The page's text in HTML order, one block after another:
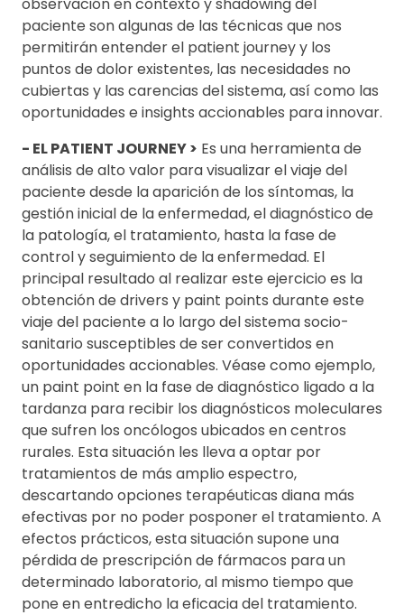
paciente son algunas de las técnicas que nos
permitirán entender el patient journey y los
puntos de dolor existentes, las necesidades no
cubiertas y las carencias del sistema, así como las
oportunidades e insights accionables para innovar.
- EL PATIENT JOURNEY > Es una herramienta de
análisis de alto valor para visualizar el viaje del
paciente desde la aparición de los síntomas, la
gestión inicial de la enfermedad, el diagnóstico de
la patología, el tratamiento, hasta la fase de
control y seguimiento de la enfermedad. El
principal resultado al realizar este ejercicio es la
obtención de drivers y paint points durante este
viaje del paciente a lo largo del sistema socio-
sanitario susceptibles de ser convertidos en
oportunidades accionables. Véase como ejemplo,
un paint point en la fase de diagnóstico ligado a la
tardanza para recibir los diagnósticos moleculares
que sufren los oncólogos ubicados en centros
rurales. Esta situación les lleva a optar por
tratamientos de más amplio espectro,
descartando opciones terapéuticas diana más
efectivas por no poder posponer el tratamiento. A
efectos prácticos, esta situación supone una
pérdida de prescripción de fármacos para un
determinado laboratorio, al mismo tiempo que
pone en entredicho la eficacia del tratamiento.